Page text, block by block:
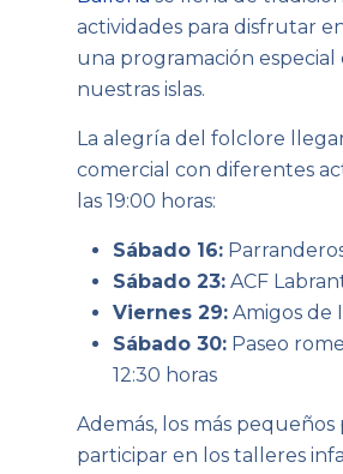
actividades para disfrutar
una programación especial
nuestras islas.
La alegría del folclore
comercial con diferentes
las 19:00 horas:
Sábado 16:
Sábado 23: ACF
Viernes 29: Amigos de
Sábado 30: Paseo
12:30 horas
Además, los más pequeños
participar en los talleres